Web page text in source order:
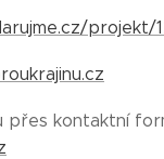
projekt/
přes kontaktní